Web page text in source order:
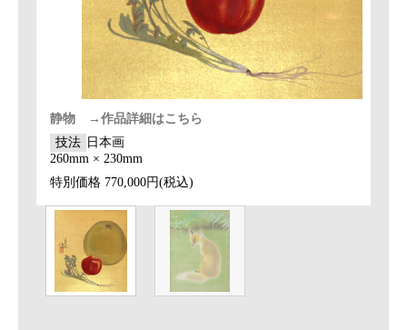
静物 →作品詳細はこちら
技法 日本画
260mm × 230mm
特別価格 770,000円(税込)